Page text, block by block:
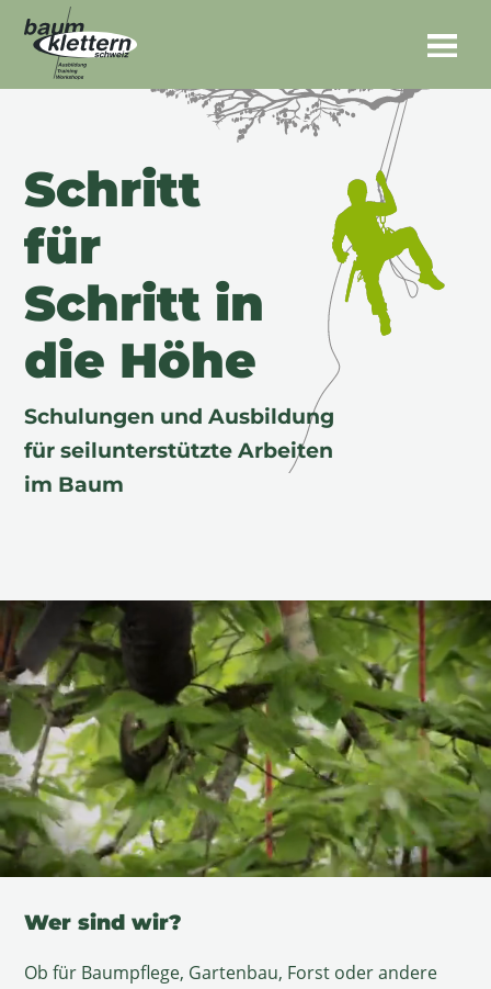
Schritt
für
Schritt in
die Höhe
Schulungen und Ausbildung
für seilunterstützte Arbeiten
im Baum
Wer sind wir?
Ob für Baumpflege, Gartenbau, Forst oder andere